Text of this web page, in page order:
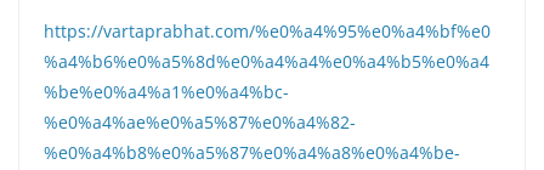
https://vartaprabhat.com/%e0%a4%95%e0%a4%bf%e0
%a4%b6%e0%a5%8d%e0%a4%a4%e0%a4%b5%e0%a4
%be%e0%a4%a1%e0%a4%bc-
%e0%a4%ae%e0%a5%87%e0%a4%82-
%e0%a4%b8%e0%a5%87%e0%a4%a8%e0%a4%be-